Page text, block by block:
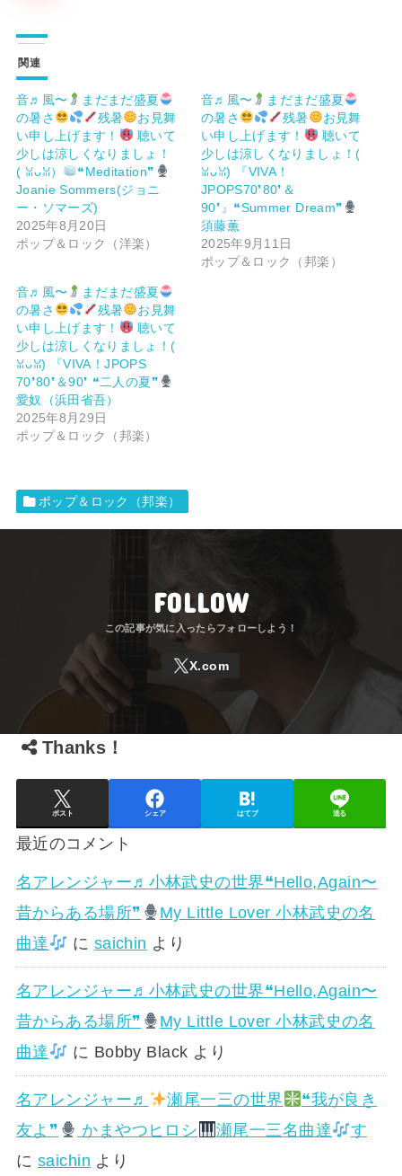
関連
音♬風〜
まだまだ盛夏
の暑さ
残暑
お見舞
い申し上げます！
聴いて
少しは涼しくなりましょ！
(⁠ ⁠ꈍ⁠ᴗ⁠ꈍ）
❝Meditation❞
Joanie Sommers(ジョニ
ー・ソマーズ)
2025年8月20日
ポップ＆ロック（洋楽）
音♬風〜
まだまだ盛夏
の暑さ
残暑
お見舞
い申し上げます！
聴いて
少しは涼しくなりましょ！(⁠
⁠ꈍ⁠ᴗ⁠ꈍ⁠) 『VIVA！
JPOPS70❜80❜＆
90❜』❝Summer Dream❞
須藤薫
2025年9月11日
ポップ＆ロック（邦楽）
音♬風〜
まだまだ盛夏
の暑さ
残暑
お見舞
い申し上げます！
聴いて
少しは涼しくなりましょ！(⁠
⁠ꈍ⁠ᴗ⁠ꈍ⁠) 『VIVA！JPOPS
70❜80❜＆90❜ ❝二人の夏❞
愛奴（浜田省吾）
2025年8月29日
ポップ＆ロック（邦楽）
ポップ＆ロック（邦楽）
FOLLOW
Thanks！
ポスト シェア はてブ 送る
最近のコメント
名アレンジャー♬ 小林武史の世界❝Hello,Again〜
昔からある場所❞
My Little Lover 小林武史の名
曲達
に saichin より
名アレンジャー♬ 小林武史の世界❝Hello,Again〜
昔からある場所❞
My Little Lover 小林武史の名
曲達
に Bobby Black より
名アレンジャー♬ 瀬尾一三の世界
❝我が良き
友よ❞
かまやつヒロシ 瀬尾一三名曲達
す
に saichin より